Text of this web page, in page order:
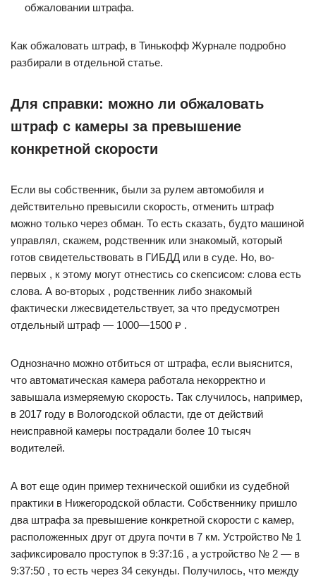
обжаловании штрафа.
Как обжаловать штраф, в Тинькофф Журнале подробно
разбирали в отдельной статье.
Для справки: можно ли обжаловать
штраф с камеры за превышение
конкретной скорости
Если вы собственник, были за рулем автомобиля и
действительно превысили скорость, отменить штраф
можно только через обман. То есть сказать, будто машиной
управлял, скажем, родственник или знакомый, который
готов свидетельствовать в ГИБДД или в суде. Но, во-
первых , к этому могут отнестись со скепсисом: слова есть
слова. А во-вторых , родственник либо знакомый
фактически лжесвидетельствует, за что предусмотрен
отдельный штраф — 1000—1500 ₽ .
Однозначно можно отбиться от штрафа, если выяснится,
что автоматическая камера работала некорректно и
завышала измеряемую скорость. Так случилось, например,
в 2017 году в Вологодской области, где от действий
неисправной камеры пострадали более 10 тысяч
водителей.
А вот еще один пример технической ошибки из судебной
практики в Нижегородской области. Собственнику пришло
два штрафа за превышение конкретной скорости с камер,
расположенных друг от друга почти в 7 км. Устройство № 1
зафиксировало проступок в 9:37:16 , а устройство № 2 — в
9:37:50 , то есть через 34 секунды. Получилось, что между